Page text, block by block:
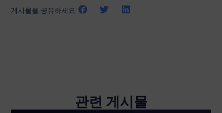
게시물을 공유하세요:
관련 게시물